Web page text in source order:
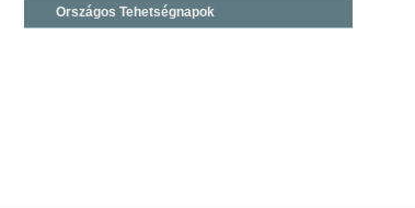
Országos Tehetségnapok